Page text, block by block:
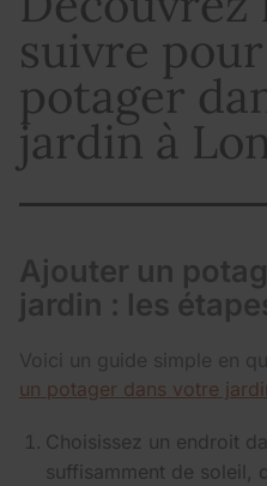
suivre
potager
jardin à
Ajouter un
jardin : les
Voici un guide simple en
un potager dans votre
Choisissez un endroit
suffisamment de soleil,